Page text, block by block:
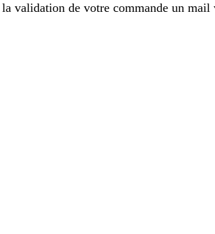
validation de votre commande un